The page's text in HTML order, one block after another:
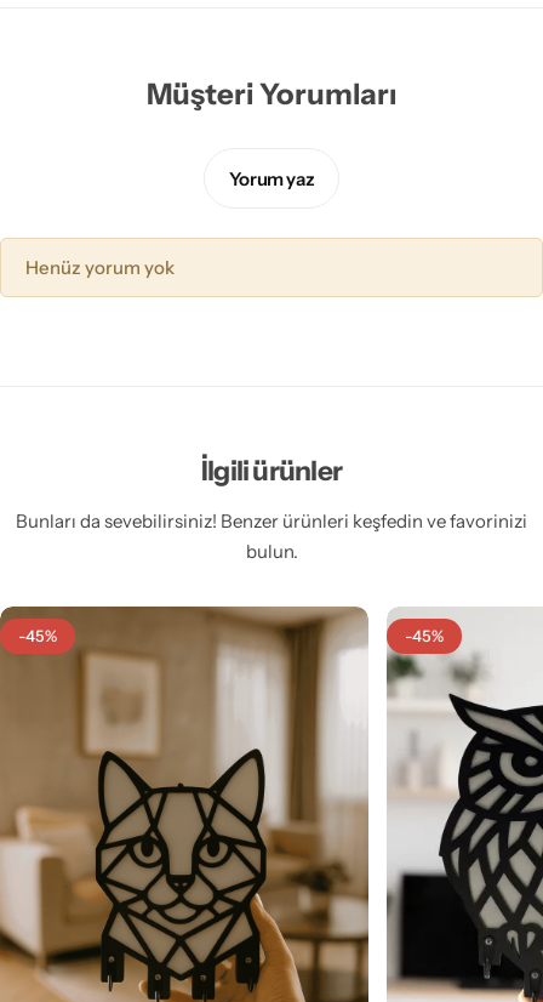
Müşteri Yorumları
Yorum yaz
Henüz yorum yok
İlgili ürünler
Bunları da sevebilirsiniz! Benzer ürünleri keşfedin ve favorinizi
bulun.
-45% -45%